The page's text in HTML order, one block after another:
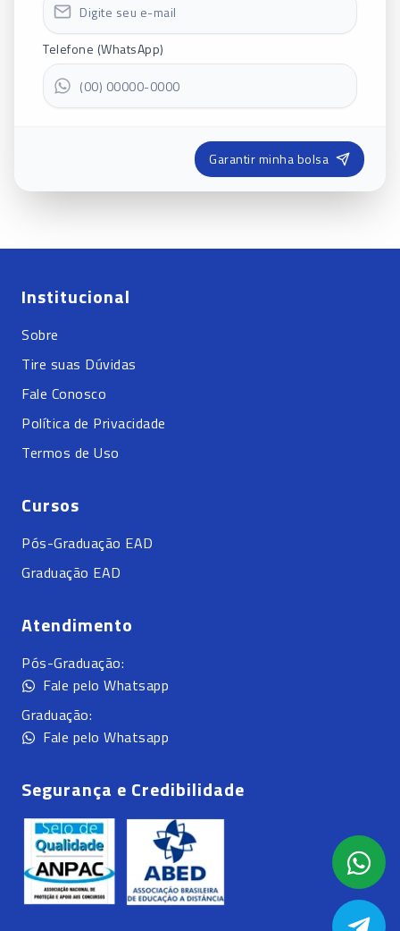
Telefone (WhatsApp)
Garantir minha bolsa
Institucional
Sobre
Tire suas Dúvidas
Fale Conosco
Política de Privacidade
Termos de Uso
Cursos
Pós-Graduação EAD
Graduação EAD
Atendimento
Pós-Graduação:
Fale pelo Whatsapp
Graduação:
Fale pelo Whatsapp
Segurança e Credibilidade